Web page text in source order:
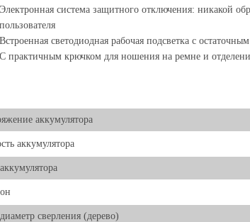
Электронная система защитного отключения: никакой
пользователя
Встроенная светодиодная рабочая подсветка с
С практичным крючком для ношения на ремне и
аккумулятора
аккумулятора
сверления (дерево)